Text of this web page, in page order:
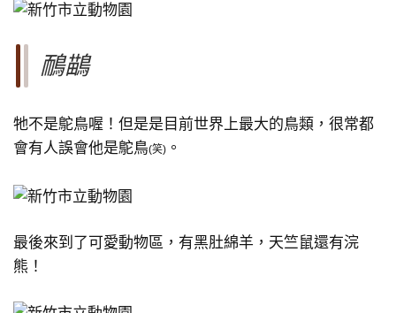
鴯鶓
牠不是鴕鳥喔！但是是目前世界上最大的鳥類，很常都
會有人誤會他是鴕鳥(笑) 。
最後來到了可愛動物區，有黑肚綿羊，天竺鼠還有浣
熊！